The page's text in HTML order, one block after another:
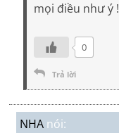
mọi điều như ý !
0
Trả lời
NHA nói: